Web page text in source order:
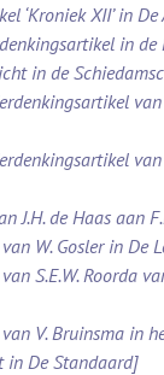
‘Kroniek XII’ in
in de
in de
van
J.H. de Haas aan
W. Gosler in De
S.E.W. Roorda
V. Bruinsma in
in De Standaard]